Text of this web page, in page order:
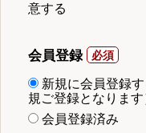
意する
会員登録
新規に会員登録
規ご登録となります
会員登録済み